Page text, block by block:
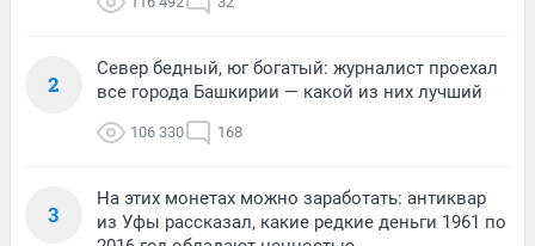
2
Север бедный, юг богатый: журналист проехал
все города Башкирии — какой из них лучший
106 330 168
3
На этих монетах можно заработать: антиквар
из Уфы рассказал, какие редкие деньги 1961 по